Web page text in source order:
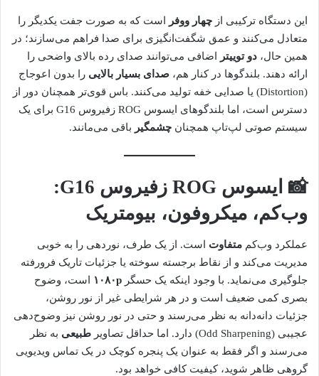
این دستگاه ترکیبی از چهار ووفر
است که به صورت جفت یکدیگر را
متعادل می‌کنند و عمق شگفت‌انگیزی برای صدا فراهم می‌سازند؛ در
همین حال، دو توییتر
اضافی می‌توانند صدای رده بالای واضحی را
ارائه دهند. بلندگوها در کنار هم، صدای بسیار بالایی را بدون اعوجاج
(Distortion) یا صدایی خفه تولید می‌کنند. باس قوی‌تر همچنان دور از
دسترس است، اما بلندگوهای ایسوس ROG زفیروس G16 برای یک
سیستم صوتی لپ‌تاپ همچنان چشمگیر باقی می‌مانند.
📸 ایسوس ROG زفیروس G16:
وب‌کم، میکروفون، بیومتریک
عملکرد وب‌کم متفاوت است. از یک طرف، نوردهی را به خوبی
مدیریت می‌کند و از نقاط برجسته سوخته یا جزئیات تاریک فرورفته
جلوگیری می‌نماید. با وجود اینکه یک حسگر ۱۰۸۰p
است، وضوح
بصری کمی ضعیف است و در هر شرایطی غیر از نور روشن،
جزئیات دانه‌دانه به نظر می‌رسند و حتی در نور روشن نیز وضوح‌دهی
عجیبی (Odd Sharpening) دارد. اما حداقل تصاویر
طبیعی به نظر
می‌رسند و اگر فقط به عنوان یک پنجره کوچک در یک تماس ویدیویی
گروهی ظاهر شوید، کیفیت کافی خواهد بود.